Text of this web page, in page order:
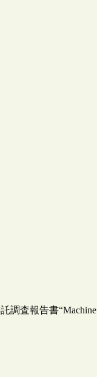
調査報告書“Machine